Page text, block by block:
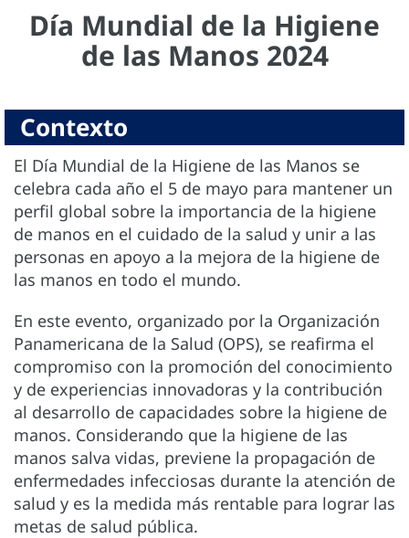
Día Mundial de la Higiene
de las Manos 2024
Contexto
El Día Mundial de la Higiene de las Manos se
celebra cada año el 5 de mayo para mantener un
perfil global sobre la importancia de la higiene
de manos en el cuidado de la salud y unir a las
personas en apoyo a la mejora de la higiene de
las manos en todo el mundo.
En este evento, organizado por la Organización
Panamericana de la Salud (OPS), se reafirma el
compromiso con la promoción del conocimiento
y de experiencias innovadoras y la contribución
al desarrollo de capacidades sobre la higiene de
manos. Considerando que la higiene de las
manos salva vidas, previene la propagación de
enfermedades infecciosas durante la atención de
salud y es la medida más rentable para lograr las
metas de salud pública.